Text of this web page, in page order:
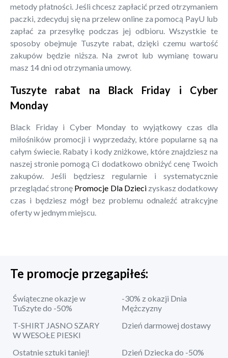
metody płatności. Jeśli chcesz zapłacić przed otrzymaniem
paczki, zdecyduj się na przelew online za pomocą PayU lub
zapłać za przesyłkę podczas jej odbioru. Wszystkie te
sposoby obejmuje Tuszyte rabat, dzięki czemu wartość
zakupów będzie niższa. Na zwrot lub wymianę towaru
masz 14 dni od otrzymania umowy.
Tuszyte rabat na Black Friday i Cyber
Monday
Black Friday i Cyber Monday to wyjątkowy czas dla
miłośników promocji i wyprzedaży, które popularne są na
całym świecie. Rabaty i kody zniżkowe, które znajdziesz na
naszej stronie pomogą Ci dodatkowo obniżyć cenę Twoich
zakupów. Jeśli będziesz regularnie i systematycznie
przeglądać stronę Promocje Dla Dziecizyskasz dodatkowy
czas i będziesz mógł bez problemu odnaleźć atrakcyjne
oferty w jednym miejscu.
Te promocje przegapiłeś:
Świąteczne okazje w
TuSzyte do -50%
-30% z okazji Dnia
Mężczyzny
T-SHIRT JASNO SZARY
W WESOŁE PIESKI
Dzień darmowej dostawy
Ostatnie sztuki taniej!
Dzień Dziecka do -50%